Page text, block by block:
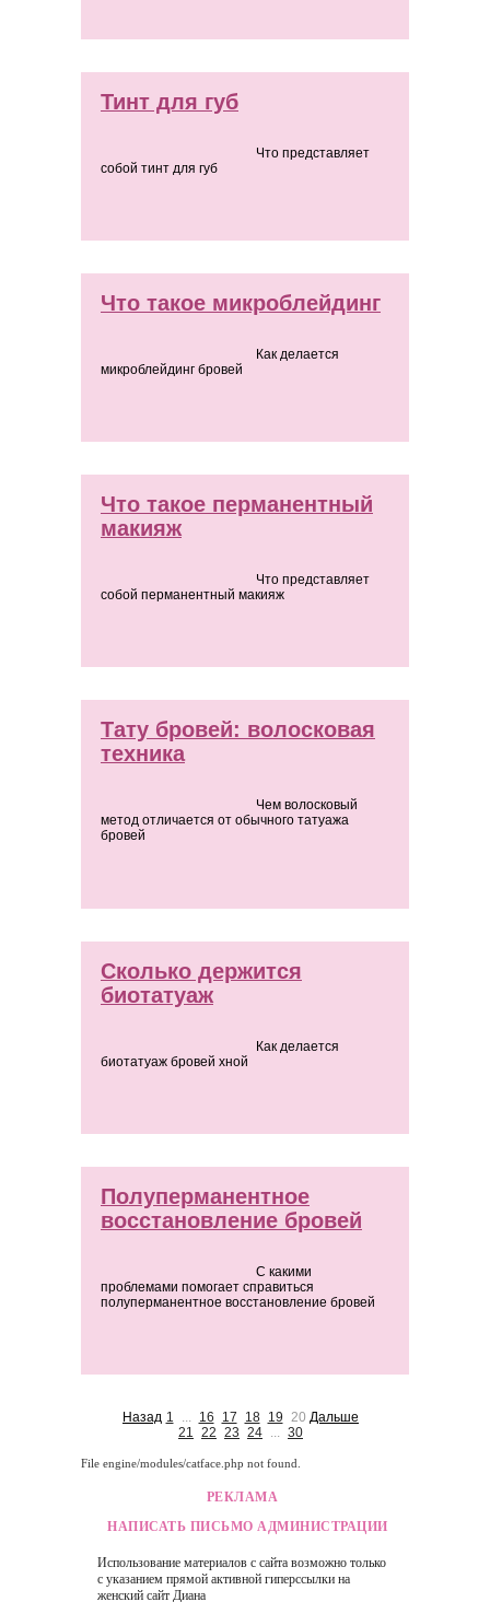
Тинт для губ
Что представляет
собой тинт для губ
Что такое микроблейдинг
Как делается
микроблейдинг бровей
Что такое перманентный
макияж
Что представляет
собой перманентный макияж
Тату бровей: волосковая
техника
Чем волосковый
метод отличается от обычного татуажа
бровей
Сколько держится
биотатуаж
Как делается
биотатуаж бровей хной
Полуперманентное
восстановление бровей
С какими
проблемами помогает справиться
полуперманентное восстановление бровей
Назад Дальше
1 ... 16 17 18 19 20
21 22 23 24 ... 30
File engine/modules/catface.php not found.
РЕКЛАМА
НАПИСАТЬ ПИСЬМО АДМИНИСТРАЦИИ
Использование материалов с сайта возможно только
с указанием прямой активной гиперссылки на
женский сайт Диана